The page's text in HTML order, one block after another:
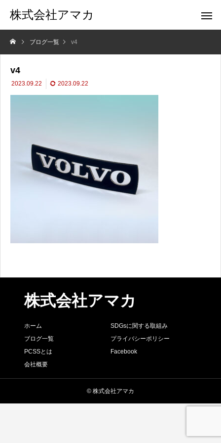
株式会社アマカ
ブログ一覧 v4
v4
2023.09.22 2023.09.22
株式会社アマカ
ホーム
ブログ一覧
PCSSとは
会社概要
SDGsに関する取組み
プライバシーポリシー
Facebook
© 株式会社アマカ